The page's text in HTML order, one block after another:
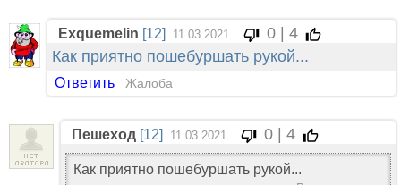
Exquemelin [12] 11.03.2021
0 | 4
Как приятно пошебуршать рукой...
Ответить Жалоба
Пешеход [12] 11.03.2021 0 | 4
Как приятно пошебуршать рукой...